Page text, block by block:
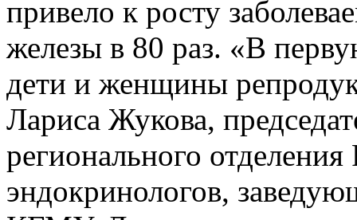
привело к росту
железы в 80 раз. «В
дети и женщины
Лариса Жукова,
регионального
эндокринологов,